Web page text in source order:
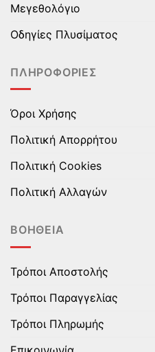
επιλεγούν
στη
σελίδα
προϊόντος
Μεγεθολόγιο
Οδηγίες Πλυσίματος
ΠΛΗΡΟΦΟΡΊΕΣ
Όροι Χρήσης
Πολιτική Απορρήτου
Πολιτική Cookies
Πολιτική Αλλαγών
ΒΟΉΘΕΙΑ
Τρόποι Αποστολής
Τρόποι Παραγγελίας
Τρόποι Πληρωμής